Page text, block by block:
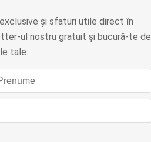
și sfaturi utile direct în
ul nostru gratuit și bucură-te de
tale.